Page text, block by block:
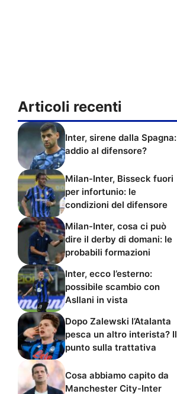
Articoli recenti
Inter, sirene dalla Spagna:
addio al difensore?
Milan-Inter, Bisseck fuori
per infortunio: le
condizioni del difensore
Milan-Inter, cosa ci può
dire il derby di domani: le
probabili formazioni
Inter, ecco l’esterno:
possibile scambio con
Asllani in vista
Dopo Zalewski l’Atalanta
pesca un altro interista? Il
punto sulla trattativa
Cosa abbiamo capito da
Manchester City-Inter